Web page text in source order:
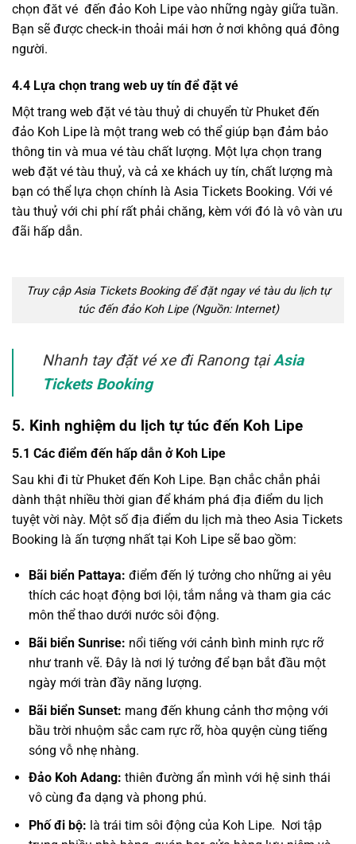
chọn đăt vé đến đảo Koh Lipe vào những ngày giữa tuần.
Bạn sẽ được check-in thoải mái hơn ở nơi không quá đông
người.
4.4 Lựa chọn trang web uy tín để đặt vé
Một trang web đặt vé tàu thuỷ di chuyển từ Phuket đến
đảo Koh Lipe là một trang web có thể giúp bạn đảm bảo
thông tin và mua vé tàu chất lượng. Một lựa chọn trang
web đặt vé tàu thuỷ, và cả xe khách uy tín, chất lượng mà
bạn có thể lựa chọn chính là Asia Tickets Booking. Với vé
tàu thuỷ với chi phí rất phải chăng, kèm với đó là vô vàn ưu
đãi hấp dẫn.
Truy cập Asia Tickets Booking để đặt ngay vé tàu du lịch tự
túc đến đảo Koh Lipe (Nguồn: Internet)
Nhanh tay đặt vé xe đi Ranong tạiAsia
Tickets Booking
5. Kinh nghiệm du lịch tự túc đến Koh Lipe
5.1 Các điểm đến hấp dẫn ở Koh Lipe
Sau khi đi từ Phuket đến Koh Lipe. Bạn chắc chắn phải
dành thật nhiều thời gian để khám phá địa điểm du lịch
tuyệt vời này. Một số địa điểm du lịch mà theo Asia Tickets
Booking là ấn tượng nhất tại Koh Lipe sẽ bao gồm:
Bãi biển Pattaya: điểm đến lý tưởng cho những ai yêu
thích các hoạt động bơi lội, tắm nắng và tham gia các
môn thể thao dưới nước sôi động.
Bãi biển Sunrise: nổi tiếng với cảnh bình minh rực rỡ
như tranh vẽ. Đây là nơi lý tưởng để bạn bắt đầu một
ngày mới tràn đầy năng lượng.
Bãi biển Sunset: mang đến khung cảnh thơ mộng với
bầu trời nhuộm sắc cam rực rỡ, hòa quyện cùng tiếng
sóng vỗ nhẹ nhàng.
Đảo Koh Adang: thiên đường ẩn mình với hệ sinh thái
vô cùng đa dạng và phong phú.
Phố đi bộ: là trái tim sôi động của Koh Lipe. Nơi tập